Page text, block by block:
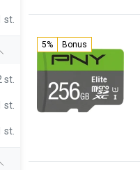
st.
st.
st.
st.
5% Bonus